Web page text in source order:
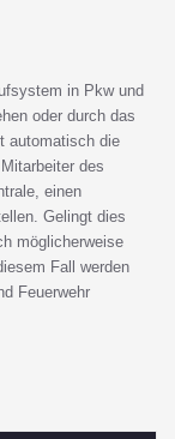
in Pkw und
oder durch das
automatisch die
des
einen
Gelingt dies
möglicherweise
Fall werden
Feuerwehr